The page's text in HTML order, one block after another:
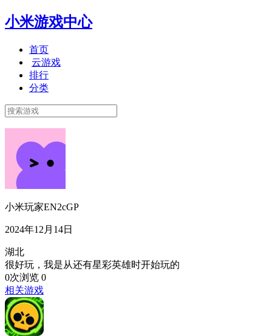
小米游戏中心
首页
云游戏
排行
分类
小米玩家EN2cGP
2024年12月14日
湖北
很好玩，我是从还有星彩英雄时开始玩的
0次浏览 0
相关游戏